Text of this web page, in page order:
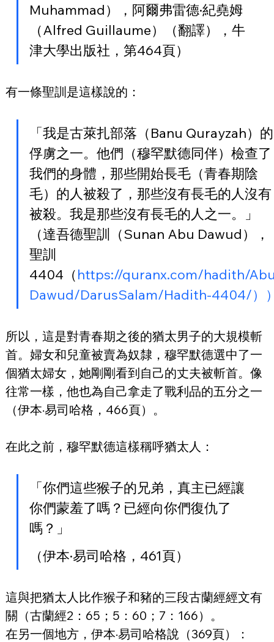
Muhammad），阿爾弗雷德·紀堯姆
（Alfred Guillaume）（翻譯），牛
津大學出版社，第464頁）
有一條聖訓是這樣說的：
「我是古萊扎部落（Banu Qurayzah）的
俘虜之一。他們（穆罕默德同伴）檢查了
我們的身體，那些開始長毛（青春期陰
毛）的人被殺了，那些沒有長毛的人沒有
被殺。我是那些沒有長毛的人之一。」
（達吾德聖訓（Sunan Abu Dawud），
聖訓
4404（https://quranx.com/hadith/
Dawud/DarusSalam/Hadith-4404/）
所以，這是對青春期之後的猶太男子的大規模斬
首。婦女和兒童被賣為奴隸，穆罕默德選中了一
個猶太婦女，她剛剛看到自己的丈夫被斬首。像
往常一樣，他也為自己拿走了戰利品的五分之一
（伊本·易司哈格，466頁）。
在此之前，穆罕默德這樣稱呼猶太人：
「你們這些猴子的兄弟，真主已經讓
你們蒙羞了嗎？已經向你們復仇了
嗎？」
（伊本·易司哈格，461頁）
這與把猶太人比作猴子和豬的三段古蘭經經文有
關（古蘭經2：65；5：60；7：166）。
在另一個地方，伊本·易司哈格說（369頁）：